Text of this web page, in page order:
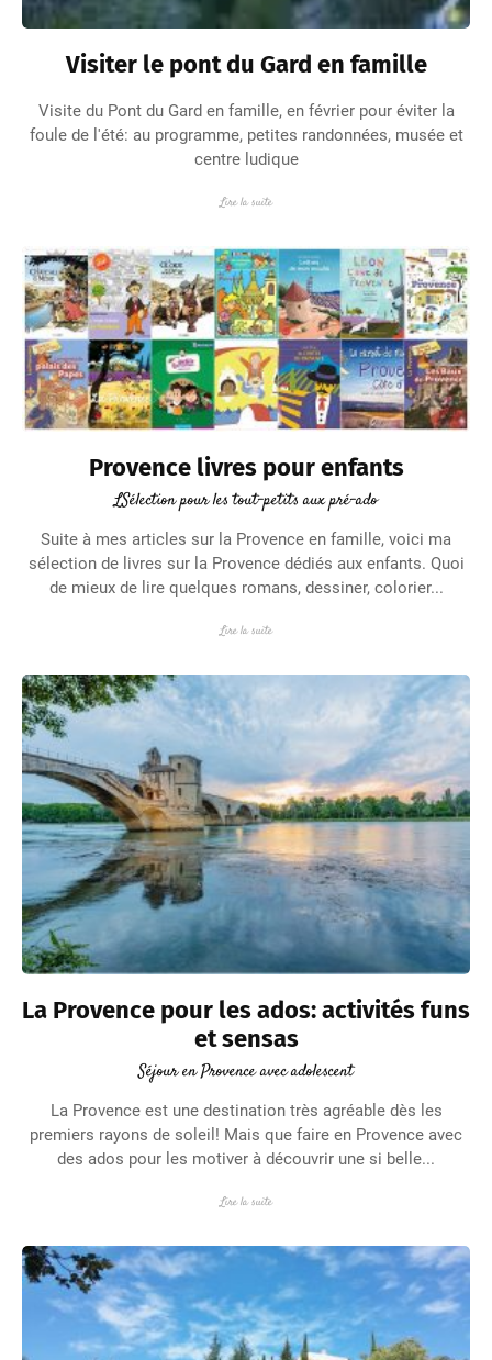
Visiter le pont du Gard en famille
Visite du Pont du Gard en famille, en février pour éviter la
foule de l'été: au programme, petites randonnées, musée et
centre ludique
Lire la suite
Provence livres pour enfants
LSélection pour les tout-petits aux pré-ado
Suite à mes articles sur la Provence en famille, voici ma
sélection de livres sur la Provence dédiés aux enfants. Quoi
de mieux de lire quelques romans, dessiner, colorier...
Lire la suite
La Provence pour les ados: activités funs
et sensas
Séjour en Provence avec adolescent
La Provence est une destination très agréable dès les
premiers rayons de soleil! Mais que faire en Provence avec
des ados pour les motiver à découvrir une si belle...
Lire la suite